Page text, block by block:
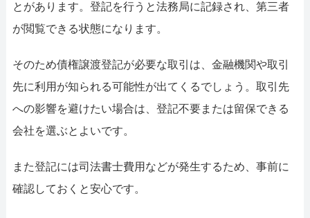
とがあります。登記を行うと法務局に記録され、第三者
が閲覧できる状態になります。
そのため債権譲渡登記が必要な取引は、金融機関や取引
先に利用が知られる可能性が出てくるでしょう。取引先
への影響を避けたい場合は、登記不要または留保できる
会社を選ぶとよいです。
また登記には司法書士費用などが発生するため、事前に
確認しておくと安心です。